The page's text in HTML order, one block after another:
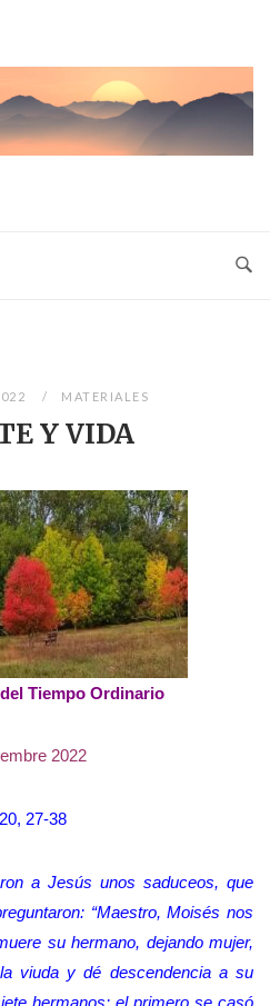
MATERIALES
Y VIDA
Tiempo Ordinario
2022
27-38
a Jesús unos saduceos, que
“Maestro, Moisés nos
su hermano, dejando mujer,
viuda y dé descendencia a su
hermanos: el primero se casó